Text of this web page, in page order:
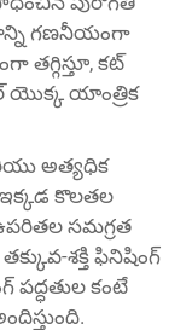
గణనీయంగా
తగ్గిస్తూ, కట్
యొక్క యాంత్రిక
అత్యధిక
కొలతల
సమగ్రత
తక్కువ-శక్తి ఫినిషింగ్
పద్ధతుల కంటే